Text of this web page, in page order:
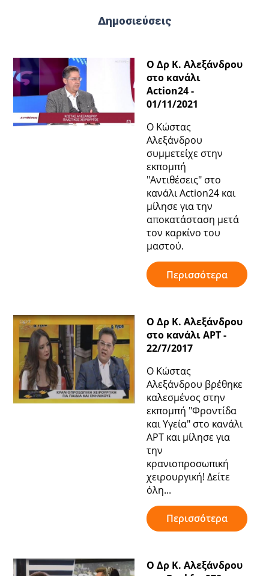
Δημοσιεύσεις
Ο Δρ Κ. Αλεξάνδρου
στο κανάλι
Action24 -
01/11/2021
Ο Κώστας
Αλεξάνδρου
συμμετείχε στην
εκπομπή
"Αντιθέσεις" στο
κανάλι Action24 και
μίλησε για την
αποκατάσταση μετά
τον καρκίνο του
μαστού.
Περισσότερα
Ο Δρ Κ. Αλεξάνδρου
στο κανάλι ΑΡΤ -
22/7/2017
Ο Κώστας
Αλεξάνδρου βρέθηκε
καλεσμένος στην
εκπομπή "Φροντίδα
και Υγεία" στο κανάλι
ΑΡΤ και μίλησε για
την
κρανιοπροσωπική
χειρουργική! Δείτε
όλη...
Περισσότερα
Ο Δρ Κ. Αλεξάνδρου